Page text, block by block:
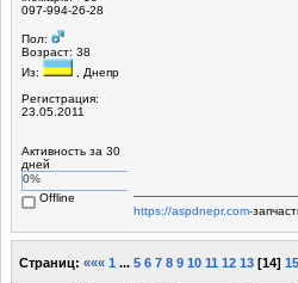
097-994-26-28
Пол:
Возраст: 38
Из:
, Днепр
Регистрация:
23.05.2011
Активность за 30
дней
0%
Offline
https://aspdnepr.com-
Страниц: ««« 1 ... 5 6 7 8 9 10 11 12 13 [14] 15